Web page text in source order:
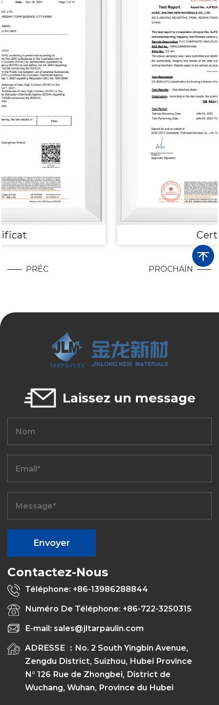
PRÉC PROCHAIN
Laissez un message
Contactez-Nous
Téléphone: +86-13986288844
Numéro De Téléphone: +86-722-3250315
E-mail: sales@jltarpaulin.com
ADRESSE ：No. 2 South Yingbin Avenue,
Zengdu District, Suizhou, Hubei Province
N° 126 Rue de Zhongbei, District de
Wuchang, Wuhan, Province du Hubei